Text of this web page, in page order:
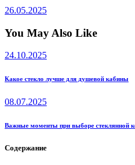
26.05.2025
You May Also Like
24.10.2025
Какое стекло лучше для душевой кабины
08.07.2025
Важные моменты при выборе стеклянной
Содержание